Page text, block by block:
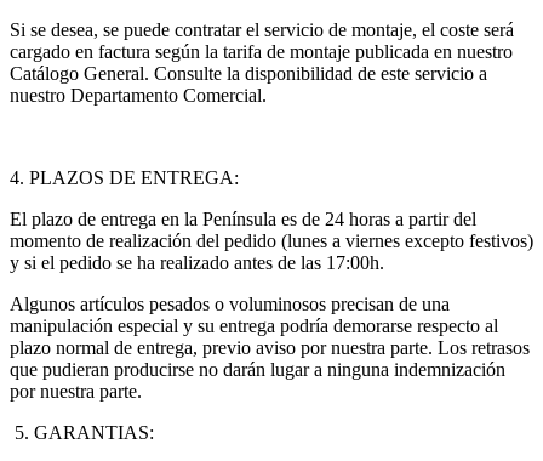
Si se desea, se puede contratar el servicio de montaje, el coste será
cargado en factura según la tarifa de montaje publicada en nuestro
Catálogo General. Consulte la disponibilidad de este servicio a
nuestro Departamento Comercial.
4. PLAZOS DE ENTREGA:
El plazo de entrega en la Península es de 24 horas a partir del
momento de realización del pedido (lunes a viernes excepto festivos)
y si el pedido se ha realizado antes de las 17:00h.
Algunos artículos pesados o voluminosos precisan de una
manipulación especial y su entrega podría demorarse respecto al
plazo normal de entrega, previo aviso por nuestra parte. Los retrasos
que pudieran producirse no darán lugar a ninguna indemnización
por nuestra parte.
5. GARANTIAS: